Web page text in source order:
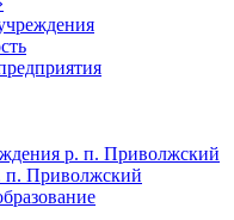
р. п. Приволжский
п. Приволжский